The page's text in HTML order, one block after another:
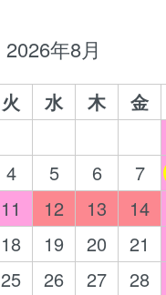
2026年8月
火 水 木 金
4
5 6 7
11
12 13 14
18
19 20 21
25
26 27 28